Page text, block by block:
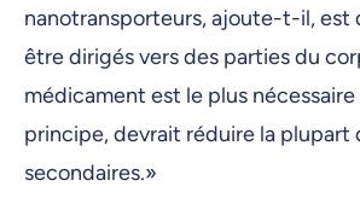
nanotransporteurs, ajoute-t-il, est
être dirigés vers des parties du
médicament est le plus nécessaire
principe, devrait réduire la plupart
secondaires.»